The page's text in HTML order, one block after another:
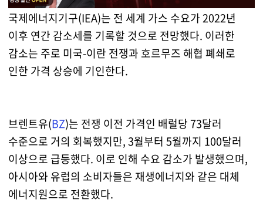
국제에너지기구(IEA)는 전 세계 가스 수요가 2022년
이후 연간 감소세를 기록할 것으로 전망했다. 이러한
감소는 주로 미국-이란 전쟁과 호르무즈 해협 폐쇄로
인한 가격 상승에 기인한다.
브렌트유(BZ)는 전쟁 이전 가격인 배럴당 73달러
수준으로 거의 회복했지만, 3월부터 5월까지 100달러
이상으로 급등했다. 이로 인해 수요 감소가 발생했으며,
아시아와 유럽의 소비자들은 재생에너지와 같은 대체
에너지원으로 전환했다.